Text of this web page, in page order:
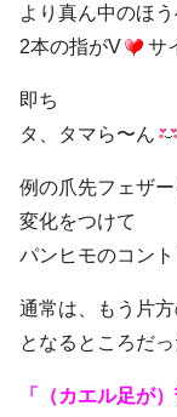
より真ん中のほ
2本の指がV
サ
即ち
タ、タマら〜ん
例の爪先フェザー
変化をつけて
パンヒモのコン
通常は、もう片
となるところだ
「（カエル足が